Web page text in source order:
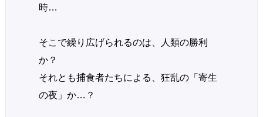
時…
そこで繰り広げられるのは、人類の勝利
か？
それとも捕食者たちによる、狂乱の「寄生
の夜」か…？